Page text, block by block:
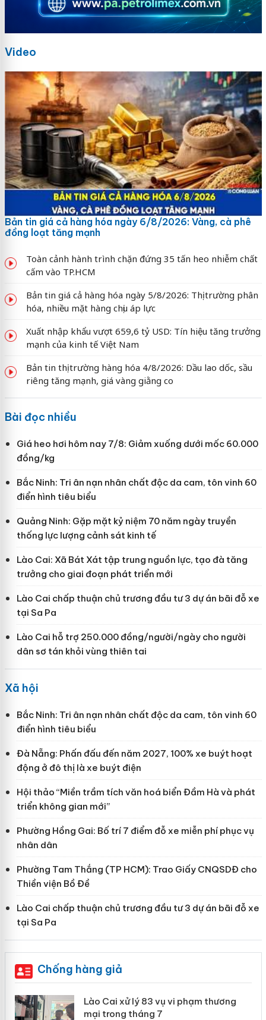
Video
Bản tin giá cả hàng hóa ngày 6/8/2026: Vàng, cà phê
đồng loạt tăng mạnh
Toàn cảnh hành trình chặn đứng 35 tấn heo nhiễm chất
cấm vào TP.HCM
Bản tin giá cả hàng hóa ngày 5/8/2026: Thị trường phân
hóa, nhiều mặt hàng chịu áp lực
Xuất nhập khẩu vượt 659,6 tỷ USD: Tín hiệu tăng trưởng
mạnh của kinh tế Việt Nam
Bản tin thị trường hàng hóa 4/8/2026: Dầu lao dốc, sầu
riêng tăng mạnh, giá vàng giằng co
Bài đọc nhiều
Giá heo hơi hôm nay 7/8: Giảm xuống dưới mốc 60.000
đồng/kg
Bắc Ninh: Tri ân nạn nhân chất độc da cam, tôn vinh 60
điển hình tiêu biểu
Quảng Ninh: Gặp mặt kỷ niệm 70 năm ngày truyền
thống lực lượng cảnh sát kinh tế
Lào Cai: Xã Bát Xát tập trung nguồn lực, tạo đà tăng
trưởng cho giai đoạn phát triển mới
Lào Cai chấp thuận chủ trương đầu tư 3 dự án bãi đỗ xe
tại Sa Pa
Lào Cai hỗ trợ 250.000 đồng/người/ngày cho người
dân sơ tán khỏi vùng thiên tai
Xã hội
Bắc Ninh: Tri ân nạn nhân chất độc da cam, tôn vinh 60
điển hình tiêu biểu
Đà Nẵng: Phấn đấu đến năm 2027, 100% xe buýt hoạt
động ở đô thị là xe buýt điện
Hội thảo “Miền trầm tích văn hoá biển Đầm Hà và phát
triển không gian mới”
Phường Hồng Gai: Bố trí 7 điểm đỗ xe miễn phí phục vụ
nhân dân
Phường Tam Thắng (TP HCM): Trao Giấy CNQSDĐ cho
Thiền viện Bồ Đề
Lào Cai chấp thuận chủ trương đầu tư 3 dự án bãi đỗ xe
tại Sa Pa
Chống hàng giả
Lào Cai xử lý 83 vụ vi phạm thương
mại trong tháng 7